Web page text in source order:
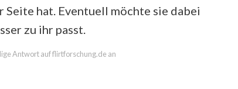
Seite hat. Eventuell möchte sie dabei
zu ihr passt.
Antwort auf flirtforschung.de an